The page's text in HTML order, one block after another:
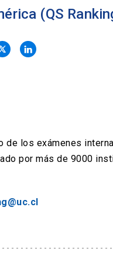
(QS
de los exámenes
por más de 9000